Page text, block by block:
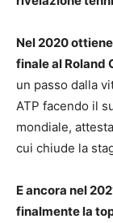
Nel 2020
finale al Roland
un passo dalla
ATP facendo il
mondiale,
cui chiude la
E ancora nel
finalmente la